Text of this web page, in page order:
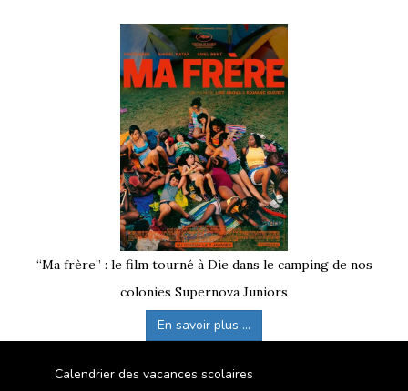
“Ma frère” : le film tourné à Die dans le camping de nos
colonies Supernova Juniors
En savoir plus ...
Calendrier des vacances scolaires